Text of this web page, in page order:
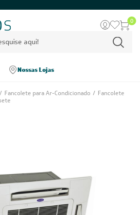
0
Nossas Lojas
/ Fancolete para Ar-Condicionado / Fancolete